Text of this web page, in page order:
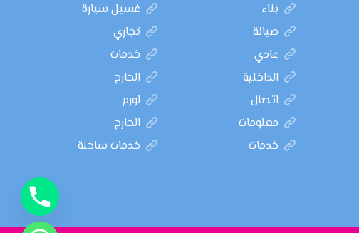
بناء
غسيل سيارة
صيانة
تجاري
عادي
خدمات
الداخلية
الخارج
اتصال
لورم
معلومات
الخارج
خدمات
خدمات ساخنة